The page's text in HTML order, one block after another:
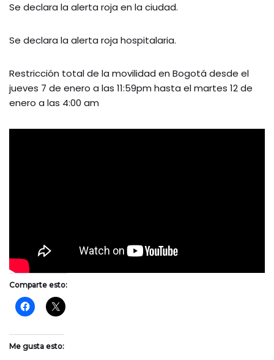
Se declara la alerta roja en la ciudad.
Se declara la alerta roja hospitalaria.
Restricción total de la movilidad en Bogotá desde el
jueves 7 de enero a las 11:59pm hasta el martes 12 de
enero a las 4:00 am
Comparte esto:
Me gusta esto: